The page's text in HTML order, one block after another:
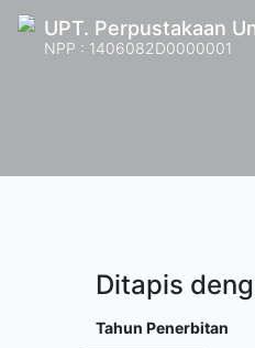
UPT. Perpustakaan
NPP : 1406082D0000001
Ditapis
Tahun Penerbitan